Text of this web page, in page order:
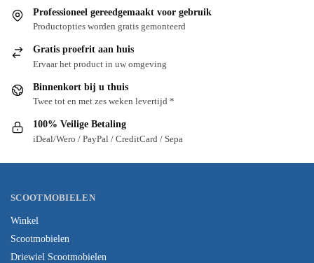
Professioneel gereedgemaakt voor gebruik
Productopties worden gratis gemonteerd
Gratis proefrit aan huis
Ervaar het product in uw omgeving
Binnenkort bij u thuis
Twee tot en met zes weken levertijd *
100% Veilige Betaling
iDeal/Wero / PayPal / CreditCard / Sepa
SCOOTMOBIELEN
Winkel
Scootmobielen
Driewiel Scootmobielen